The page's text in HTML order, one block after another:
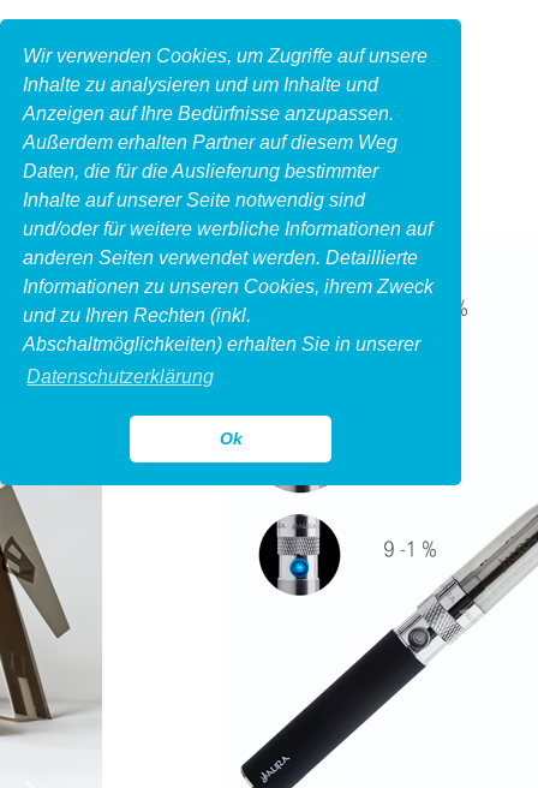
Wir verwenden Cookies, um Zugriffe auf unsere
Inhalte zu analysieren und um Inhalte und
Anzeigen auf Ihre Bedürfnisse anzupassen.
Außerdem erhalten Partner auf diesem Weg
Daten, die für die Auslieferung bestimmter
Inhalte auf unserer Seite notwendig sind
und/oder für weitere werbliche Informationen auf
anderen Seiten verwendet werden. Detaillierte
Informationen zu unseren Cookies, ihrem Zweck
und zu Ihren Rechten (inkl.
Abschaltmöglichkeiten) erhalten Sie in unserer
Datenschutzerklärung
Ok